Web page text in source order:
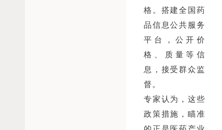
格。搭建全国药
品信息公共服务
平台，公开价
格、质量等信
息，接受群众监
督。
专家认为，这些
政策措施，瞄准